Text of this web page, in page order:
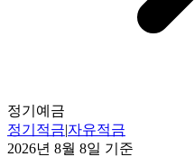
정기예금
정기적금|자유적금
2026년 8월 8일 기준